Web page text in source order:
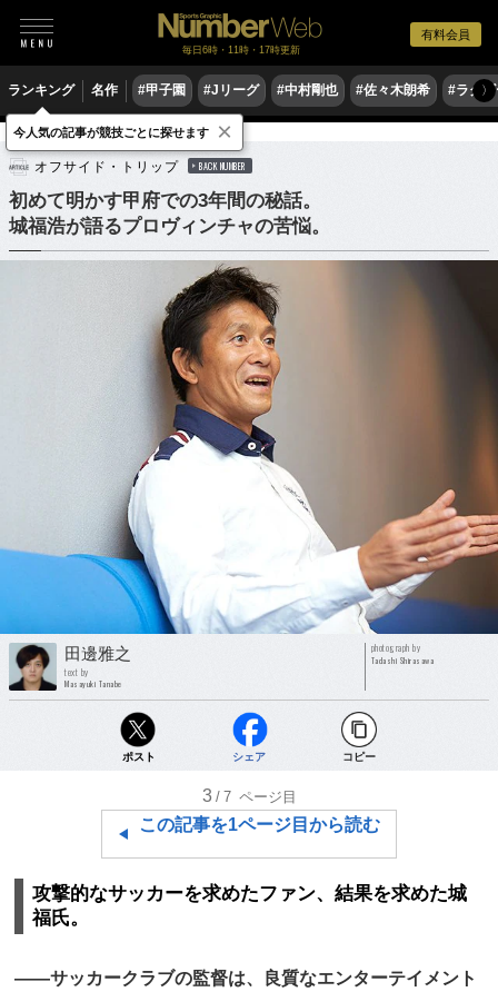
有料会員
毎日6時・11時・17時更新
ランキング 名作 #甲子園 #Jリーグ #中村剛也 #佐々木朗希 #ラグ〉
サッカー Jリーグ
オフサイド・トリップ BACK NUMBER
初めて明かす甲府での3年間の秘話。
城福浩が語るプロヴィンチャの苦悩。
田邊雅之
text by
Masayuki Tanabe
photograph by
Tadashi Shirasawa
ポスト シェア コピー
3 /7 ページ目
この記事を1ページ目から読む
攻撃的なサッカーを求めたファン、結果を求めた城
福氏。
――サッカークラブの監督は、良質なエンターテイメント
今人気の記事が競技ごとに探せます ×